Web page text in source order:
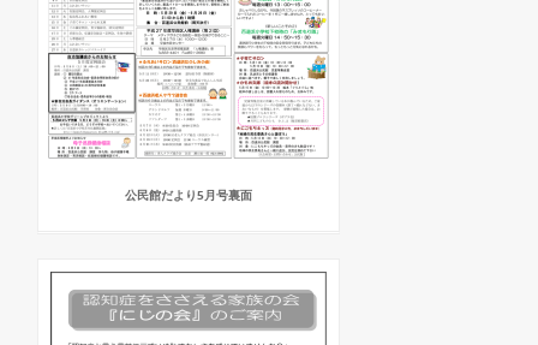
公民館だより5月号裏面